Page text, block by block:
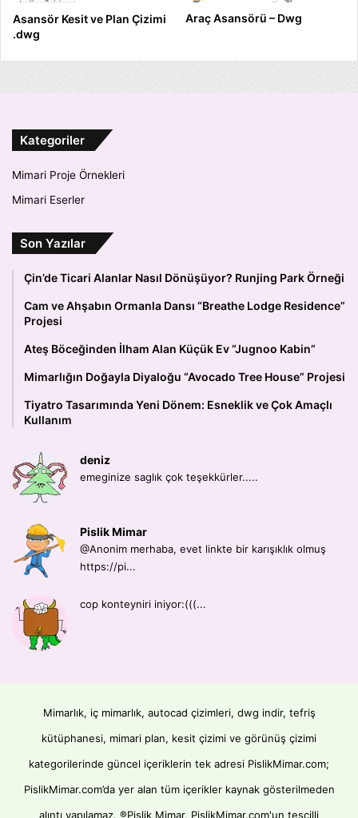
Asansör Kesit ve Plan Çizimi
.dwg
Araç Asansörü – Dwg
Kategoriler
Mimari Proje Örnekleri
Mimari Eserler
Son Yazılar
Çin’de Ticari Alanlar Nasıl Dönüşüyor? Runjing Park Örneği
Cam ve Ahşabın Ormanla Dansı “Breathe Lodge Residence”
Projesi
Ateş Böceğinden İlham Alan Küçük Ev “Jugnoo Kabin”
Mimarlığın Doğayla Diyaloğu “Avocado Tree House” Projesi
Tiyatro Tasarımında Yeni Dönem: Esneklik ve Çok Amaçlı
Kullanım
deniz
emeginize saglık çok teşekkürler.....
Pislik Mimar
@Anonim merhaba, evet linkte bir karışıklık olmuş
https://pi...
cop konteyniri iniyor:(((...
Mimarlık, iç mimarlık, autocad çizimleri, dwg indir, tefriş
kütüphanesi, mimari plan, kesit çizimi ve görünüş çizimi
kategorilerinde güncel içeriklerin tek adresi PislikMimar.com;
PislikMimar.com’da yer alan tüm içerikler kaynak gösterilmeden
alıntı yapılamaz. ®Pislik Mimar, PislikMimar.com'un tescilli